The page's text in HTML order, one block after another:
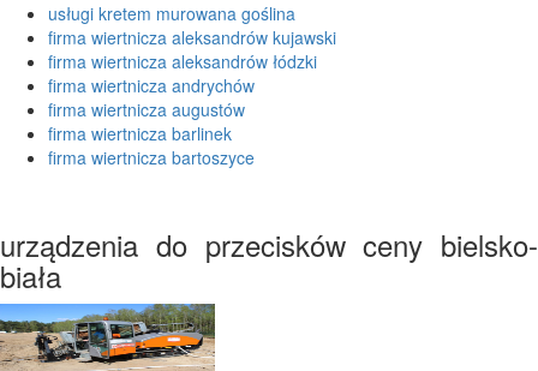
usługi kretem murowana goślina
firma wiertnicza aleksandrów kujawski
firma wiertnicza aleksandrów łódzki
firma wiertnicza andrychów
firma wiertnicza augustów
firma wiertnicza barlinek
firma wiertnicza bartoszyce
urządzenia do przecisków ceny bielsko-
biała